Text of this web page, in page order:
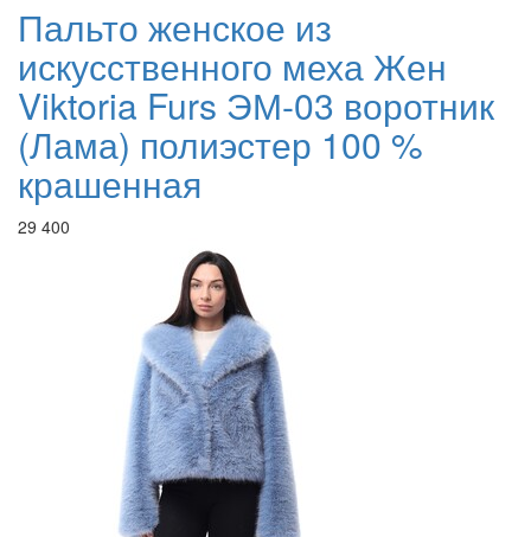
Пальто женское из
искусственного меха Жен
Viktoria Furs ЭМ-03 воротник
(Лама) полиэстер 100 %
крашенная
29 400